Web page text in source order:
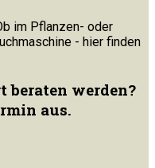
im Pflanzen- oder
- hier finden
beraten werden?
aus.